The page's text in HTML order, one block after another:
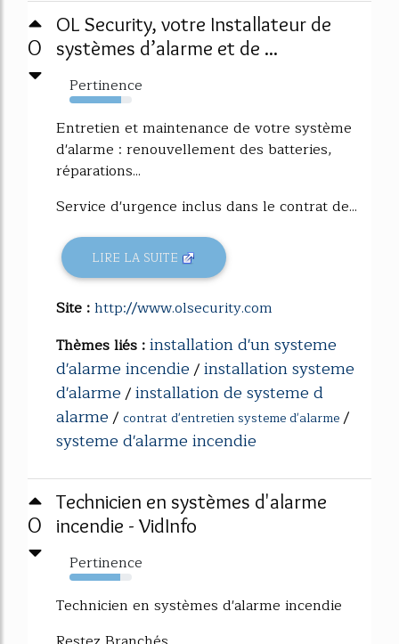
0
OL Security, votre Installateur de
systèmes d’alarme et de ...
Pertinence
83%
Entretien et maintenance de votre système
d'alarme : renouvellement des batteries,
réparations...
Service d'urgence inclus dans le contrat de...
LIRE LA SUITE
Site :http://www.olsecurity.com
Thèmes liés :installation d'un systeme
d'alarme incendie/installation systeme
d'alarme/installation de systeme d
alarme/ contrat d'entretien systeme d'alarme/
systeme d'alarme incendie
0
Technicien en systèmes d'alarme
incendie - VidInfo
Pertinence
82%
Technicien en systèmes d'alarme incendie